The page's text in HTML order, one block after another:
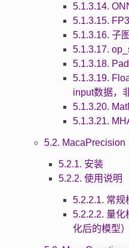
5.1.3.14.
5.1.3.15.
5.1.3.16. 子
5.1.3.17.
5.1.3.18.
5.1.3.19.
input数据，
5.1.3.20.
5.1.3.21.
5.2. MacaPrecision
5.2.1. 安装
5.2.2. 使用说明
5.2.2.1. 常规
5.2.2.2. 量化
化后的模型）